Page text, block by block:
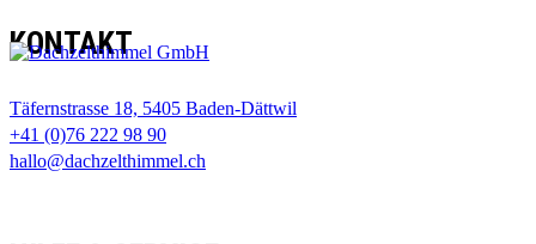
KONTAKT
Täfernstrasse 18, 5405 Baden-Dättwil
+41 (0)76 222 98 90
hallo@dachzelthimmel.ch